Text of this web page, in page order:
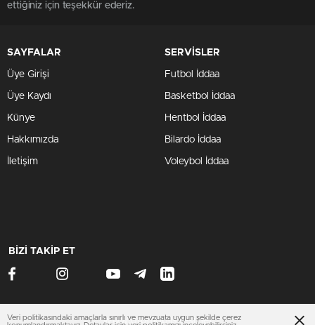
ettiğiniz için teşekkür ederiz.
SAYFALAR
Üye Girişi
Üye Kaydı
Künye
Hakkımızda
İletişim
SERVİSLER
Futbol İddaa
Basketbol İddaa
Hentbol İddaa
Bilardo İddaa
Voleybol İddaa
BİZİ TAKİP ET
www.otomobilsitesi.net
Veri politikasındaki amaçlarla sınırlı ve mevzuata uygun şekilde çerez